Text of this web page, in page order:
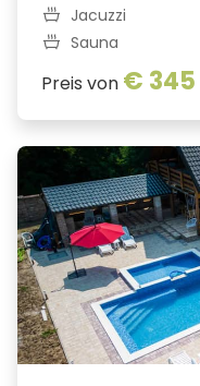
Jacuzzi
Sauna
Preis von € 345